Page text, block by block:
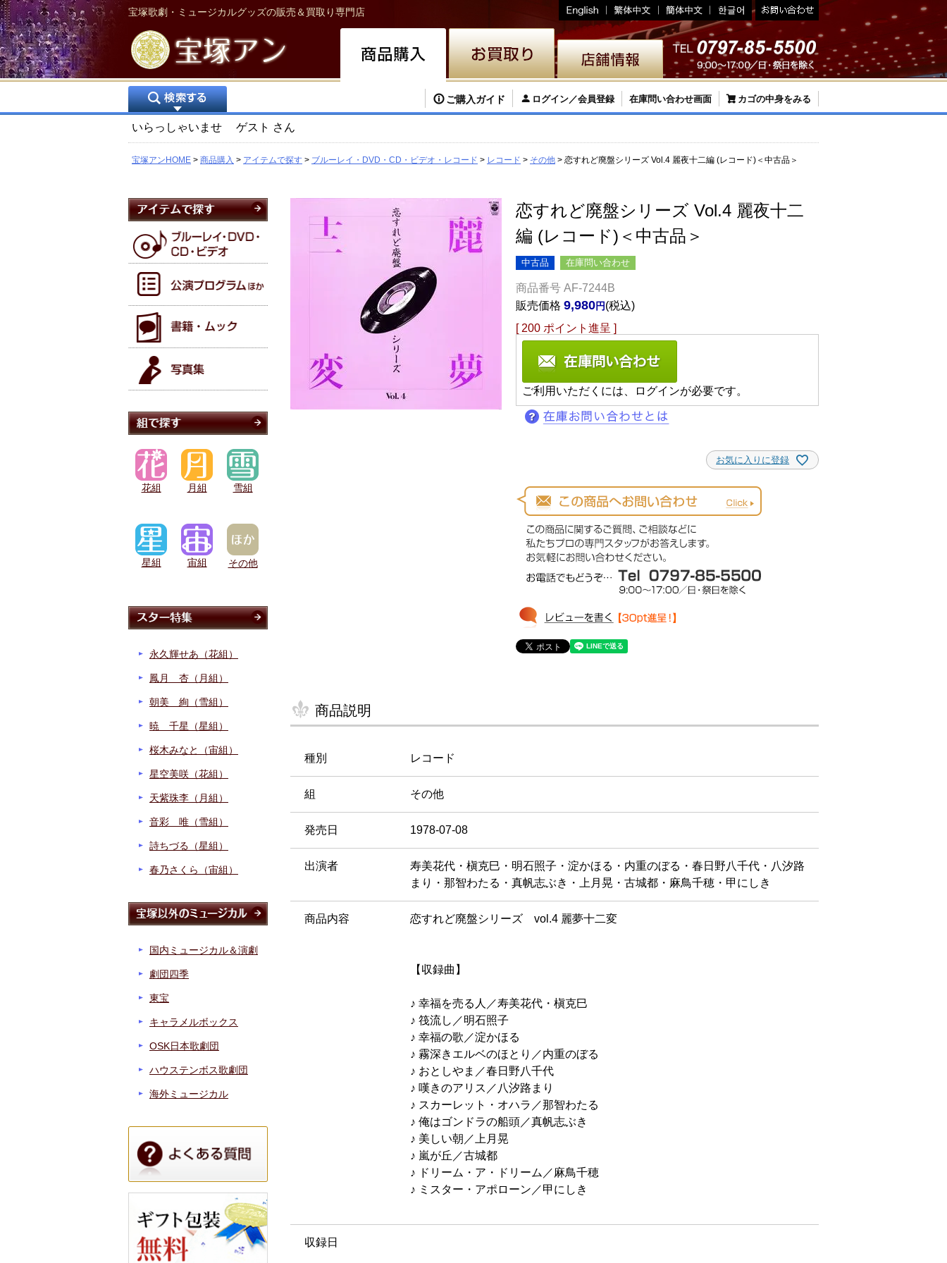
宝塚歌劇・ミュージカルグッズの販売＆買取り専門店
ご購入ガイド ログイン／会員登録 在庫問い合わせ画面 カゴの中身をみる
いらっしゃいませ ゲスト さん
宝塚アンHOME 商品購入 アイテムで探す ブルーレイ・DVD・CD・ビデオ・レコード レコード その他 恋すれど廃盤シリーズ Vol.4 麗夜十二編 (レコード)＜中古品＞
恋すれど廃盤シリーズ Vol.4 麗夜十二
編 (レコード)＜中古品＞
中古品 在庫問い合わせ
商品番号 AF-7244B
販売価格 9,980
税込
[ 200 ポイント進呈 ]
ご利用いただくには、ログインが必要です。
お気に入りに登録
商品説明
種別 レコード
組 その他
発売日 1978-07-08
出演者
寿美花代・槇克巳・明石照子・淀かほる・内重のぼる・春日野八千代・八汐路
まり・那智わたる・真帆志ぶき・上月晃・古城都・麻鳥千穂・甲にしき
商品内容 恋すれど廃盤シリーズ vol.4 麗夢十二変
【収録曲】
♪ 幸福を売る人／寿美花代・槇克巳
♪ 筏流し／明石照子
♪ 幸福の歌／淀かほる
♪ 霧深きエルベのほとり／内重のぼる
♪ おとしやま／春日野八千代
♪ 嘆きのアリス／八汐路まり
♪ スカーレット・オハラ／那智わたる
♪ 俺はゴンドラの船頭／真帆志ぶき
♪ 美しい朝／上月晃
♪ 嵐が丘／古城都
♪ ドリーム・ア・ドリーム／麻鳥千穂
♪ ミスター・アポローン／甲にしき
収録日
花組 月組 雪組
星組 宙組 その他
永久輝せあ（花組）
鳳月 杏（月組）
朝美 絢（雪組）
暁 千星（星組）
桜木みなと（宙組）
星空美咲（花組）
天紫珠李（月組）
音彩 唯（雪組）
詩ちづる（星組）
春乃さくら（宙組）
国内ミュージカル＆演劇
劇団四季
東宝
キャラメルボックス
OSK日本歌劇団
ハウステンボス歌劇団
海外ミュージカル